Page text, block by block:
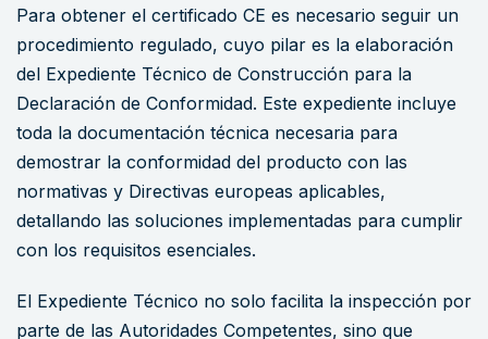
Para obtener el certificado CE es necesario seguir un
procedimiento regulado, cuyo pilar es la elaboración
del Expediente Técnico de Construcción para la
Declaración de Conformidad. Este expediente incluye
toda la documentación técnica necesaria para
demostrar la conformidad del producto con las
normativas y Directivas europeas aplicables,
detallando las soluciones implementadas para cumplir
con los requisitos esenciales.
El Expediente Técnico no solo facilita la inspección por
parte de las Autoridades Competentes, sino que